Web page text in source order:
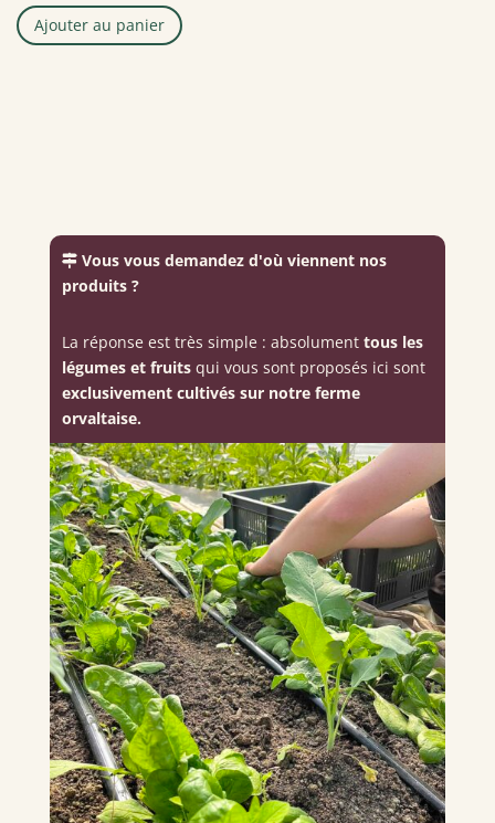
Ajouter au panier
Vous vous demandez d'où viennent nos
produits ?
La réponse est très simple : absolument tous les
légumes et fruitsqui vous sont proposés ici sont
exclusivement cultivés sur notre ferme
orvaltaise.